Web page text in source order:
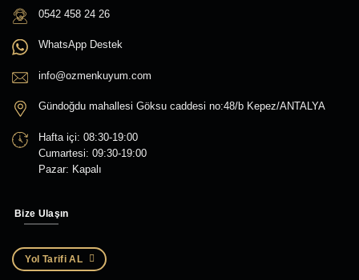
0542 458 24 26
WhatsApp Destek
info@ozmenkuyum.com
Gündoğdu mahallesi Göksu caddesi no:48/b Kepez/ANTALYA
Hafta içi: 08:30-19:00
Cumartesi: 09:30-19:00
Pazar: Kapalı
Bize Ulaşın
Yol Tarifi AL